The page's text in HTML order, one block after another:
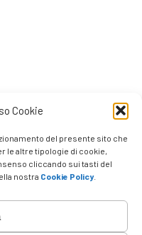
Cookie
del presente sito che
le altre tipologie di cookie,
cliccando sui tasti del
nostra Cookie Policy.
& Service Room
Chiave che
Fisico ed E-